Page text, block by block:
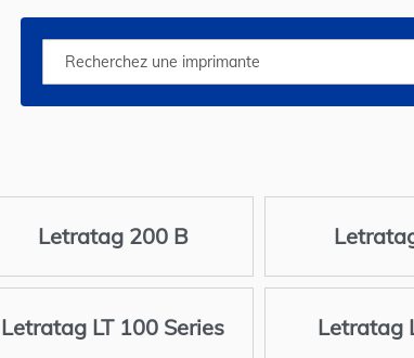
Letratag 200 B
Letratag LT 100 Series Letratag